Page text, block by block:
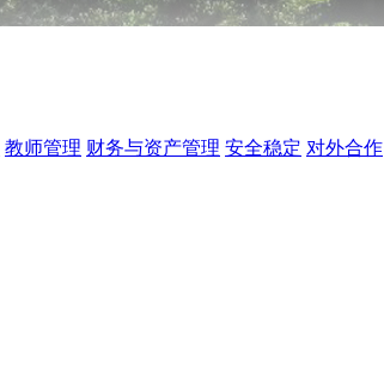
教师管理 财务与资产管理 安全稳定 对外合作